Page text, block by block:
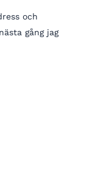
och
gång jag